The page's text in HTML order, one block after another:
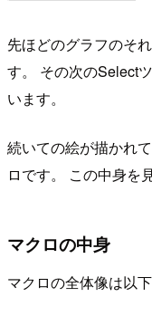
先ほどのグラフのそ
す。 その次のSelect
います。
続いての絵が描かれ
ロです。 この中身を
マクロの中身
マクロの全体像は以